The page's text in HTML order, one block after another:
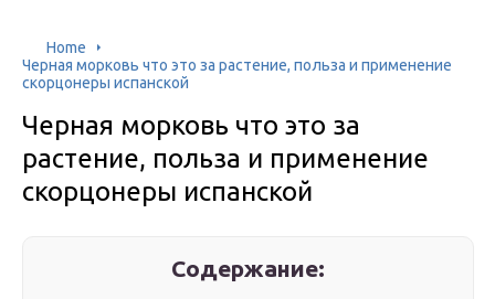
Home
Черная морковь что это за растение, польза и применение
скорцонеры испанской
Черная морковь что это за
растение, польза и применение
скорцонеры испанской
Содержание: